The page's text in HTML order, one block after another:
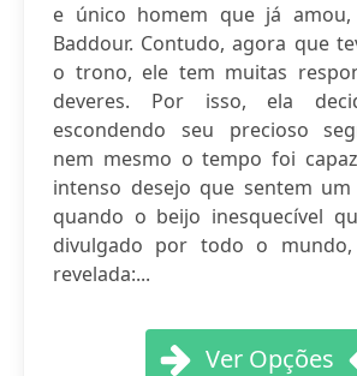
e único homem que já
Baddour. Contudo, agora que
o trono, ele tem muitas
deveres. Por isso, ela
escondendo seu precioso
nem mesmo o tempo foi
intenso desejo que sentem
quando o beijo inesquecível
divulgado por todo o
revelada:...
Ver Opções